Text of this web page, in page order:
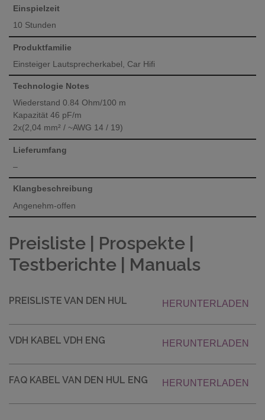
Einspielzeit
10 Stunden
Produktfamilie
Einsteiger Lautsprecherkabel, Car Hifi
Technologie Notes
Wiederstand 0.84 Ohm/100 m
Kapazität 46 pF/m
2x(2,04 mm² / ~AWG 14 / 19)
Lieferumfang
–
Klangbeschreibung
Angenehm-offen
Preisliste | Prospekte |
Testberichte | Manuals
PREISLISTE VAN DEN HUL HERUNTERLADEN
VDH KABEL VDH ENG HERUNTERLADEN
FAQ KABEL VAN DEN HUL ENG HERUNTERLADEN